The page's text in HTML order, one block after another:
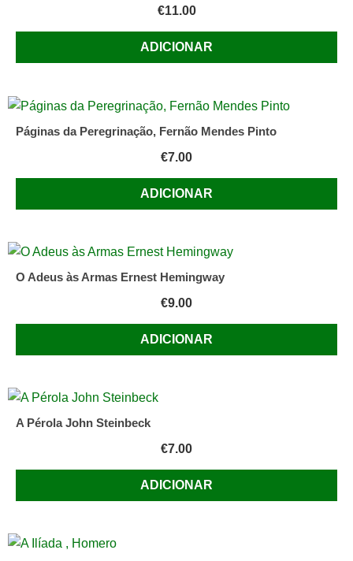
Bergonse
€11.00
ADICIONAR
Páginas da Peregrinação, Fernão Mendes Pinto
€7.00
ADICIONAR
O Adeus às Armas Ernest Hemingway
€9.00
ADICIONAR
A Pérola John Steinbeck
€7.00
ADICIONAR